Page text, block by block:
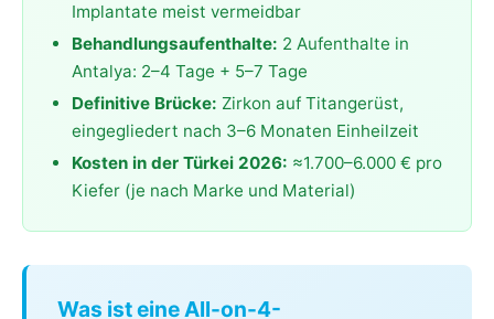
Implantate meist vermeidbar
Behandlungsaufenthalte: 2 Aufenthalte in
Antalya: 2–4 Tage + 5–7 Tage
Definitive Brücke: Zirkon auf Titangerüst,
eingegliedert nach 3–6 Monaten Einheilzeit
Kosten in der Türkei 2026: ≈1.700–6.000 € pro
Kiefer (je nach Marke und Material)
Was ist eine All-on-4-